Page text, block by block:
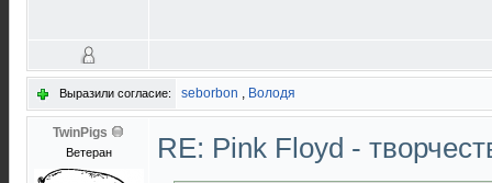
Выразили согласие: seborbon , Володя
TwinPigs
Ветеран
RE: Pink Floyd -